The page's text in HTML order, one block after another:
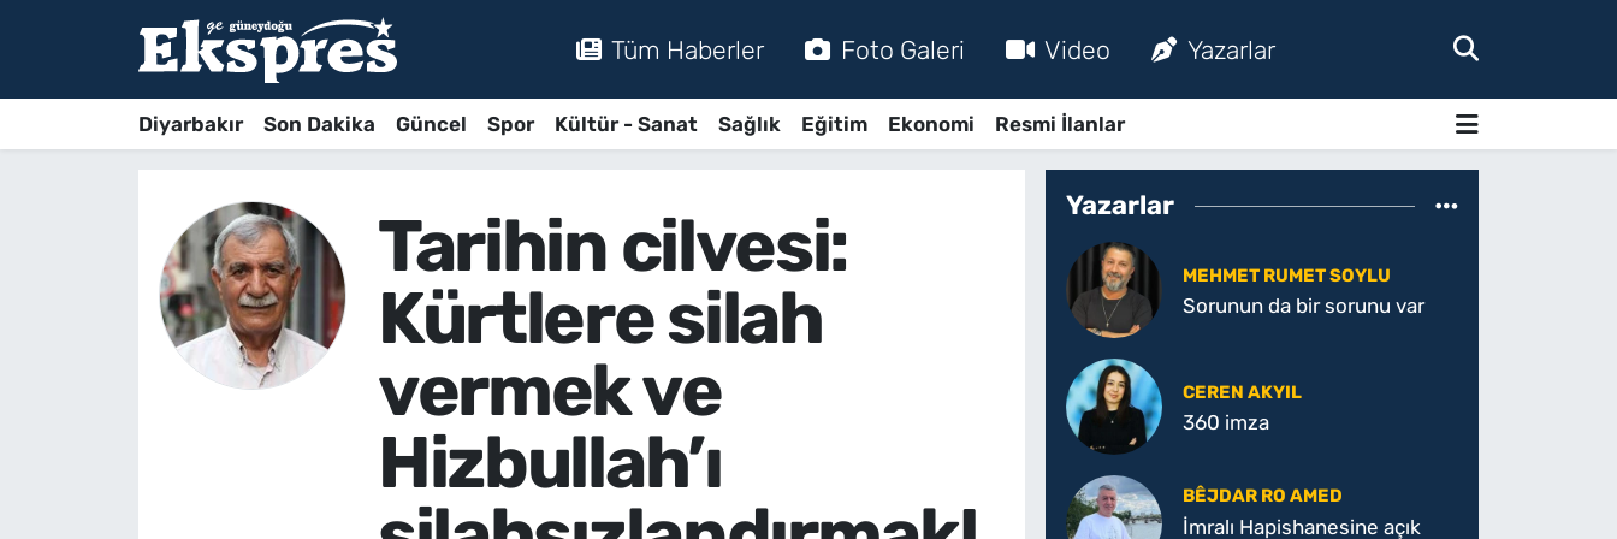
Tüm Haberler Foto Galeri Video Yazarlar
Diyarbakır Son Dakika Güncel Spor Kültür - Sanat Sağlık Eğitim Ekonomi Resmi İlanlar
Tarihin cilvesi:
Kürtlere silah
vermek ve
Hizbullah’ı
Yazarlar
MEHMET RUMET SOYLU
Sorunun da bir sorunu var
CEREN AKYIL
360 imza
BÊJDAR RO AMED
İmralı Hapishanesine açık